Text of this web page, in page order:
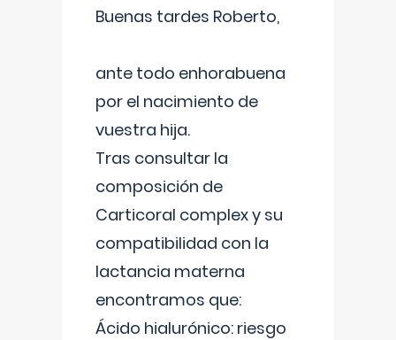
Buenas tardes Roberto,
ante todo enhorabuena
por el nacimiento de
vuestra hija.
Tras consultar la
composición de
Carticoral complex y su
compatibilidad con la
lactancia materna
encontramos que:
Ácido hialurónico: riesgo